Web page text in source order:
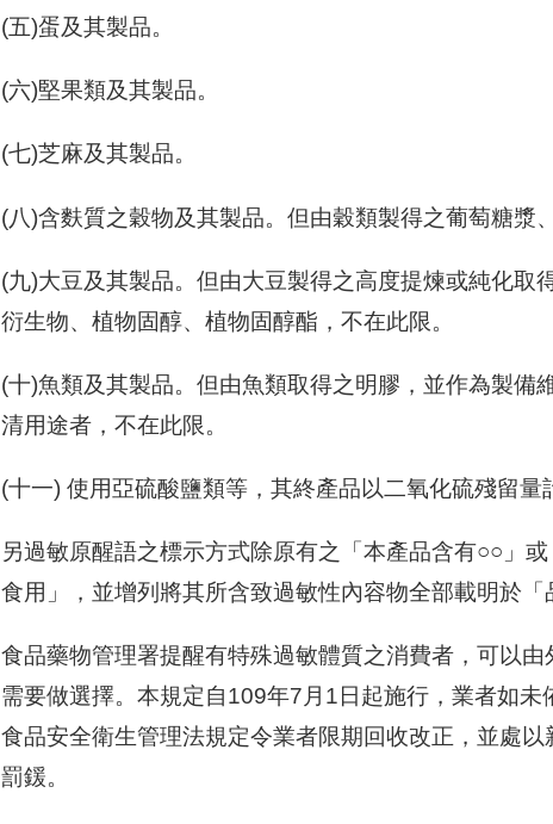
(五)蛋及其製品。
(六)堅果類及其製品。
(七)芝麻及其製品。
(八)含麩質之穀物及其製品。但由穀類製得之葡萄糖漿
(九)大豆及其製品。但由大豆製得之高度提煉或純化取
衍生物、植物固醇、植物固醇酯，不在此限。
(十)魚類及其製品。但由魚類取得之明膠，並作為製備
清用途者，不在此限。
(十一) 使用亞硫酸鹽類等，其終產品以二氧化硫殘留量
另過敏原醒語之標示方式除原有之「本產品含有○○」
食用」，並增列將其所含致過敏性內容物全部載明於「
食品藥物管理署提醒有特殊過敏體質之消費者，可以
需要做選擇。本規定自109年7月1日起施行，業者如
食品安全衛生管理法規定令業者限期回收改正，並處
罰鍰。